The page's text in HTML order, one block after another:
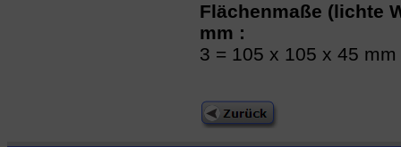
Flächenmaße (lichte
mm :
3 = 105 x 105 x 45 mm